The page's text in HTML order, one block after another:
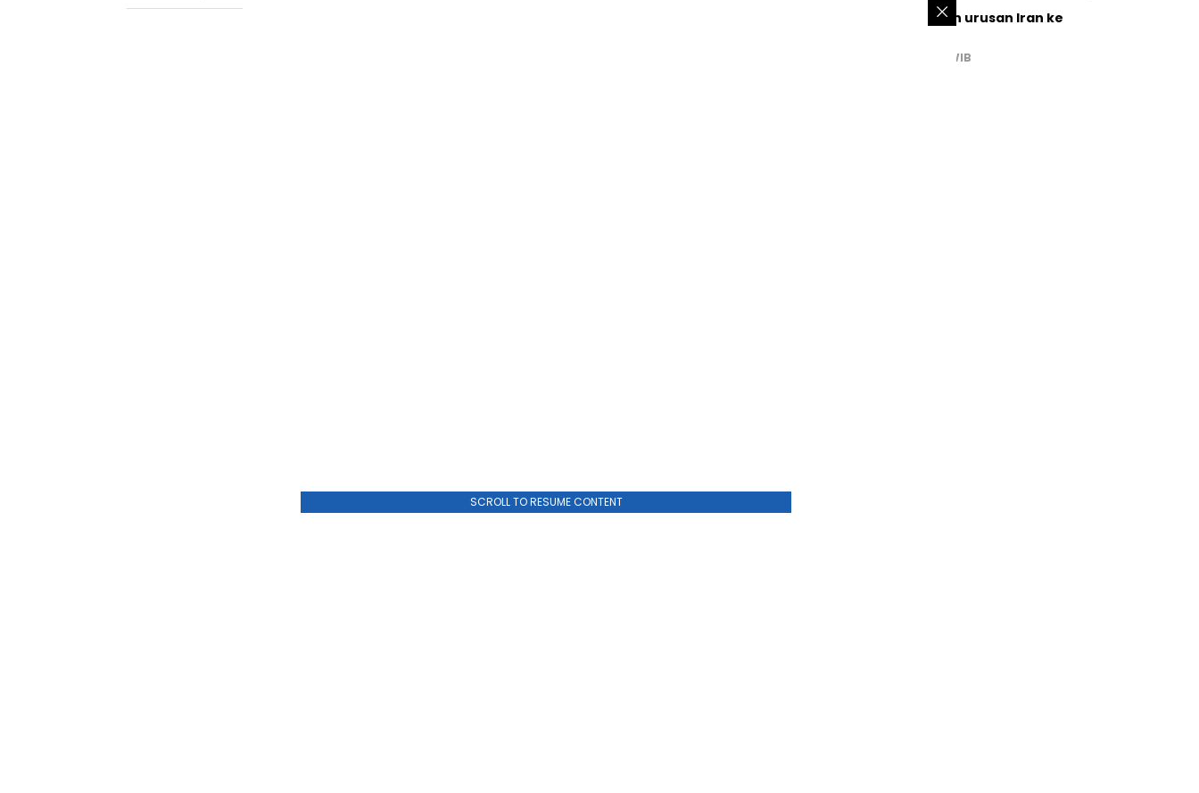
SCROLL TO RESUME CONTENT
PM Israel serahkan urusan Iran ke
Juli 31, 2026 | 02:47 WIB